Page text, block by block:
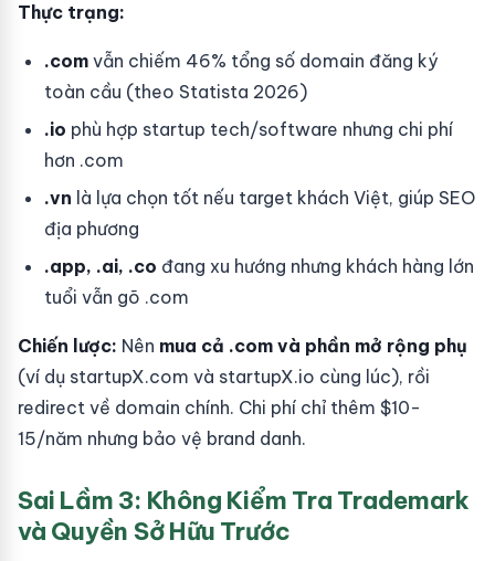
Thực trạng:
.com vẫn chiếm 46% tổng số domain đăng ký
toàn cầu (theo Statista 2026)
.io phù hợp startup tech/software nhưng chi phí
hơn .com
.vn là lựa chọn tốt nếu target khách Việt, giúp SEO
địa phương
.app, .ai, .co đang xu hướng nhưng khách hàng lớn
tuổi vẫn gõ .com
Chiến lược: Nên mua cả .com và phần mở rộng phụ
(ví dụ startupX.com và startupX.io cùng lúc), rồi
redirect về domain chính. Chi phí chỉ thêm $10-
15/năm nhưng bảo vệ brand danh.
Sai Lầm 3: Không Kiểm Tra Trademark
và Quyền Sở Hữu Trước